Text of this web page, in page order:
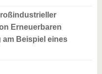
Erneuerbaren
Beispiel eines